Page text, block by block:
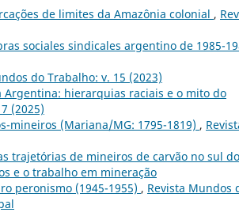
de limites da Amazônia colonial ,
sociales sindicales argentino de 1985-
do Trabalho: v. 15 (2023)
hierarquias raciais e o mito do
(2025)
mineiros (Mariana/MG: 1795-1819) ,
trajetórias de mineiros de carvão no sul do
e o trabalho em mineração
peronismo (1945-1955) , Revista Mundos